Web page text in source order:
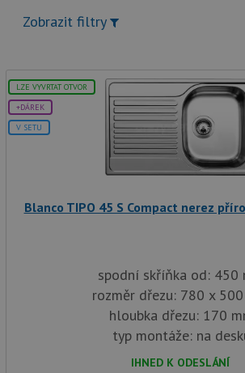
Zobrazit filtry
LZE VYVRTAT OTVOR
+DÁREK
V SETU
Blanco TIPO 45 S Compact nerez
spodní skříňka od: 450
rozměr dřezu: 780 x
hloubka dřezu: 170
typ montáže: na
IHNED K ODESLÁNÍ